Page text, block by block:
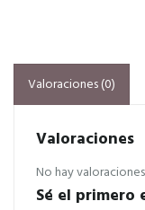
Valoraciones (0)
Valoraciones
No hay
Sé el primero